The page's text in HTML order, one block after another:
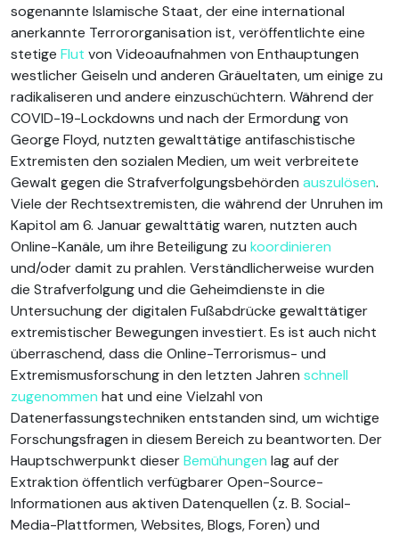
sogenannte Islamische Staat, der eine international
anerkannte Terrororganisation ist, veröffentlichte eine
stetige Flut von Videoaufnahmen von Enthauptungen
westlicher Geiseln und anderen Gräueltaten, um einige zu
radikaliseren und andere einzuschüchtern. Während der
COVID-19-Lockdowns und nach der Ermordung von
George Floyd, nutzten gewalttätige antifaschistische
Extremisten den sozialen Medien, um weit verbreitete
Gewalt gegen die Strafverfolgungsbehörden auszulösen.
Viele der Rechtsextremisten, die während der Unruhen im
Kapitol am 6. Januar gewalttätig waren, nutzten auch
Online-Kanäle, um ihre Beteiligung zu koordinieren
und/oder damit zu prahlen. Verständlicherweise wurden
die Strafverfolgung und die Geheimdienste in die
Untersuchung der digitalen Fußabdrücke gewalttätiger
extremistischer Bewegungen investiert. Es ist auch nicht
überraschend, dass die Online-Terrorismus- und
Extremismusforschung in den letzten Jahren schnell
zugenommen hat und eine Vielzahl von
Datenerfassungstechniken entstanden sind, um wichtige
Forschungsfragen in diesem Bereich zu beantworten. Der
Hauptschwerpunkt dieserBemühungen lag auf der
Extraktion öffentlich verfügbarer Open-Source-
Informationen aus aktiven Datenquellen (z. B. Social-
Media-Plattformen, Websites, Blogs, Foren) und